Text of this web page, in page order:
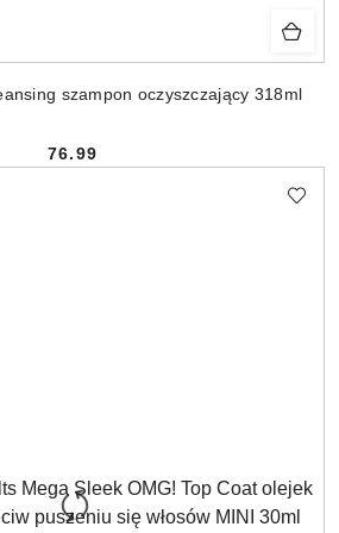
szampon oczyszczający 318ml
Cena:
76.99